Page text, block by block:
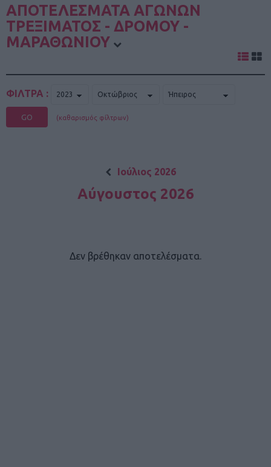
ΑΠΟΤΕΛΕΣΜΑΤΑ ΑΓΩΝΩΝ
ΤΡΕΞΙΜΑΤΟΣ - ΔΡΟΜΟΥ -
ΜΑΡΑΘΩΝΙΟΥ
ΦΙΛΤΡΑ :
GO (καθαρισμός φίλτρων)
Ιούλιος 2026
Αύγουστος 2026
Δεν βρέθηκαν αποτελέσματα.